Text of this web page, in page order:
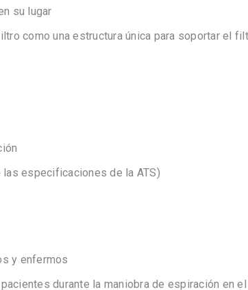
su lugar
como una estructura única para soportar el
especificaciones de la ATS)
y enfermos
durante la maniobra de espiración en el